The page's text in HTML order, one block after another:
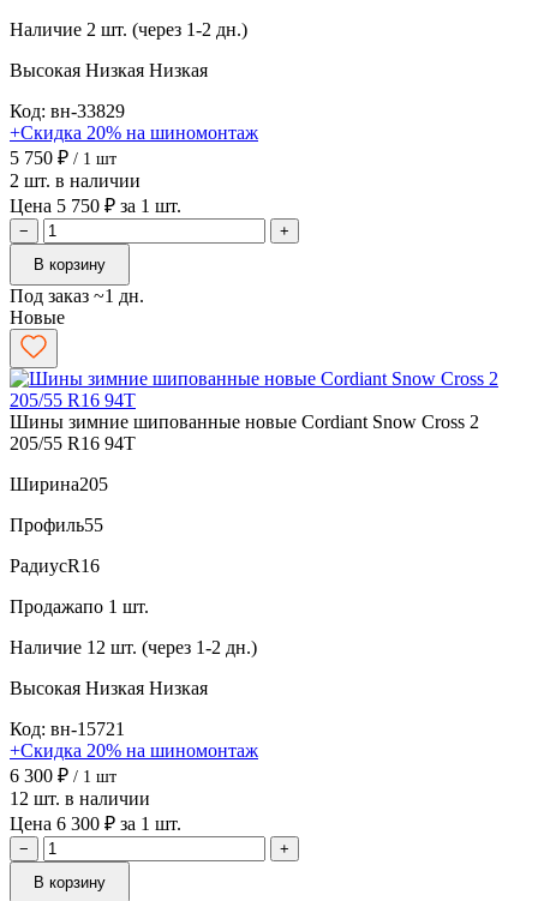
Наличие 2 шт. (через 1-2 дн.)
Высокая Низкая Низкая
Код: вн-33829
+Скидка 20% на шиномонтаж
5 750 ₽ / 1 шт
2 шт. в наличии
Цена 5 750 ₽ за 1 шт.
−
+
В корзину
Под заказ ~1 дн.
Новые
Шины зимние шипованные новые Cordiant Snow Cross 2
205/55 R16 94T
Ширина205
Профиль55
РадиусR16
Продажапо 1 шт.
Наличие 12 шт. (через 1-2 дн.)
Высокая Низкая Низкая
Код: вн-15721
+Скидка 20% на шиномонтаж
6 300 ₽ / 1 шт
12 шт. в наличии
Цена 6 300 ₽ за 1 шт.
−
+
В корзину